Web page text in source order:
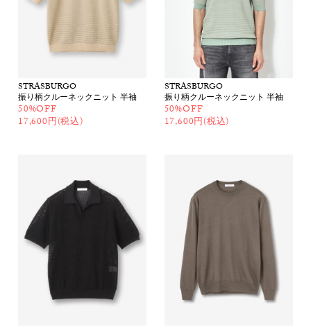
STRASBURGO
振り柄クルーネックニット 半袖
50%OFF
17,600円(税込)
STRASBURGO
振り柄クルーネックニット 半袖
50%OFF
17,600円(税込)